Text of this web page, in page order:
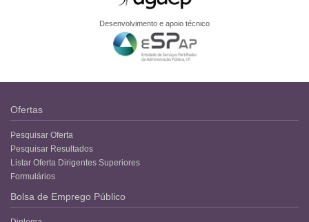
Desenvolvimento e apoio técnico
Ofertas
Pesquisar Oferta
Pesquisar Resultados
Listar Oferta Dirigentes Superiores
Formulários
Bolsa de Emprego Público